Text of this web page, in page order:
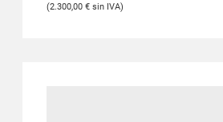
2.300,00€